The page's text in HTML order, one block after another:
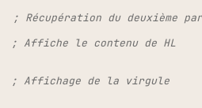
; Récupération du deuxième
; Affiche le contenu de HL
; Affichage de la virgule